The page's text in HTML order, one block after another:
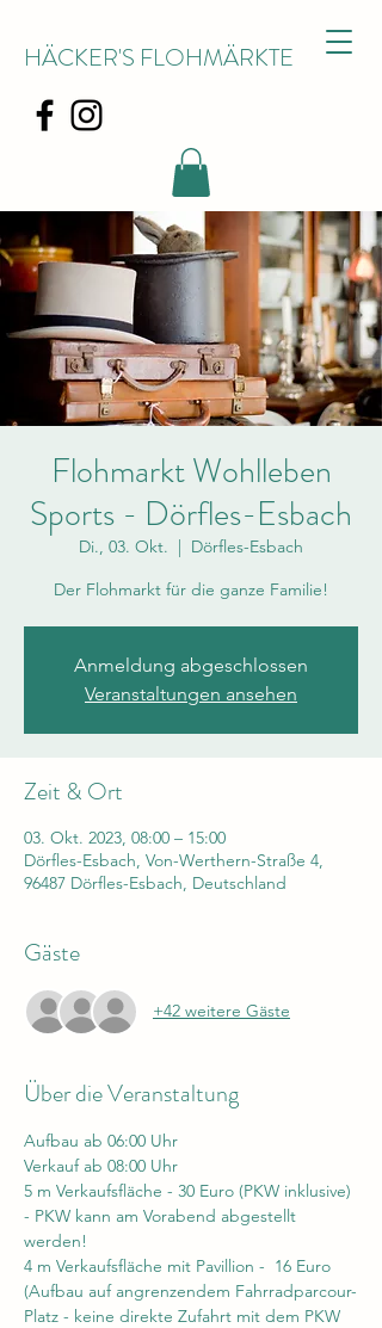
HÄCKER'S FLOHMÄRKTE
Flohmarkt Wohlleben
Sports - Dörfles-Esbach
Di., 03. Okt.
  |
Dörfles-Esbach
Der Flohmarkt für die ganze Familie!
Anmeldung abgeschlossen
Veranstaltungen ansehen
Zeit & Ort
03. Okt. 2023, 08:00 – 15:00
Dörfles-Esbach, Von-Werthern-Straße 4,
96487 Dörfles-Esbach, Deutschland
Gäste
+42 weitere Gäste
Über die Veranstaltung
Aufbau ab 06:00 Uhr
Verkauf ab 08:00 Uhr
5 m Verkaufsfläche - 30 Euro (PKW inklusive)
- PKW kann am Vorabend abgestellt
werden!
4 m Verkaufsfläche mit Pavillion -  16 Euro
(Aufbau auf angrenzendem Fahrradparcour-
Platz - keine direkte Zufahrt mit dem PKW